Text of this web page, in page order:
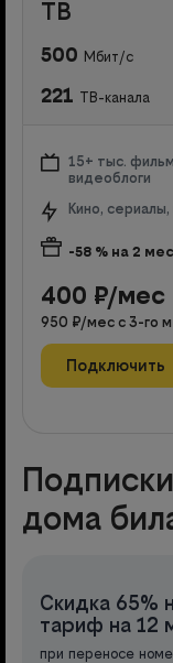
ТВ
500 Мбит/с
221 ТВ-канала
15+ тыс.
видеоблоги
Кино,
-58 % на 2
400 ₽/мес
950 ₽/мес с 3-го
Подключить
дома
Скидка 65%
тариф на 12
при переносе